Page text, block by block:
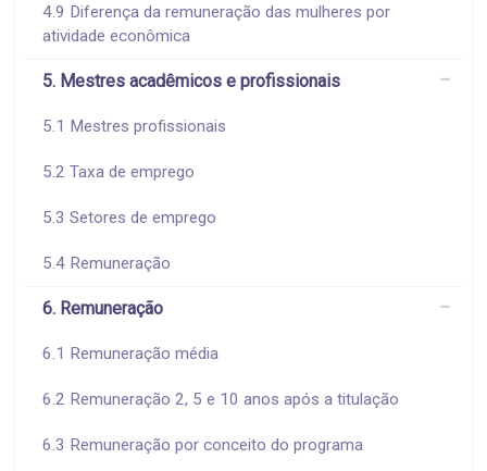
4.9 Diferença da remuneração das mulheres por
atividade econômica
5. Mestres acadêmicos e profissionais
5.1 Mestres profissionais
5.2 Taxa de emprego
5.3 Setores de emprego
5.4 Remuneração
6. Remuneração
6.1 Remuneração média
6.2 Remuneração 2, 5 e 10 anos após a titulação
6.3 Remuneração por conceito do programa